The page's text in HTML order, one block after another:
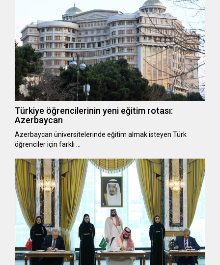
Türkiye öğrencilerinin yeni eğitim rotası:
Azerbaycan
Azerbaycan üniversitelerinde eğitim almak isteyen Türk
öğrenciler için farklı …